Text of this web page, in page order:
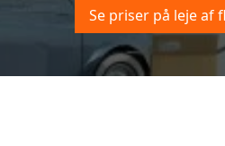
Se priser på leje af